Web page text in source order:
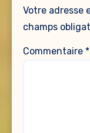
Votre adresse
champs
Commentaire *